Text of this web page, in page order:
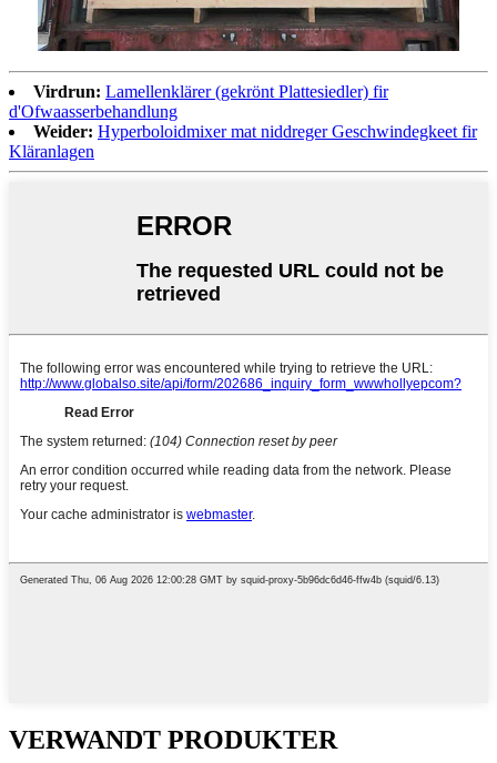
Virdrun: Lamellenklärer (gekrönt Plattesiedler) fir
d'Ofwaasserbehandlung
Weider: Hyperboloidmixer mat niddreger Geschwindegkeet fir
Kläranlagen
VERWANDT PRODUKTER